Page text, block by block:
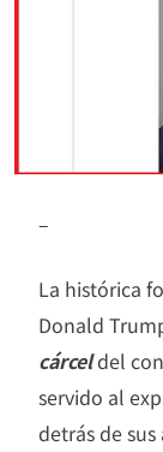
–
La histórica
Donald
cárceldel
servido al
detrás de